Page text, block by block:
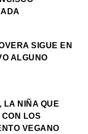
SIGUE EN
ALGUNO
LA NIÑA QUE
LOS
VEGANO